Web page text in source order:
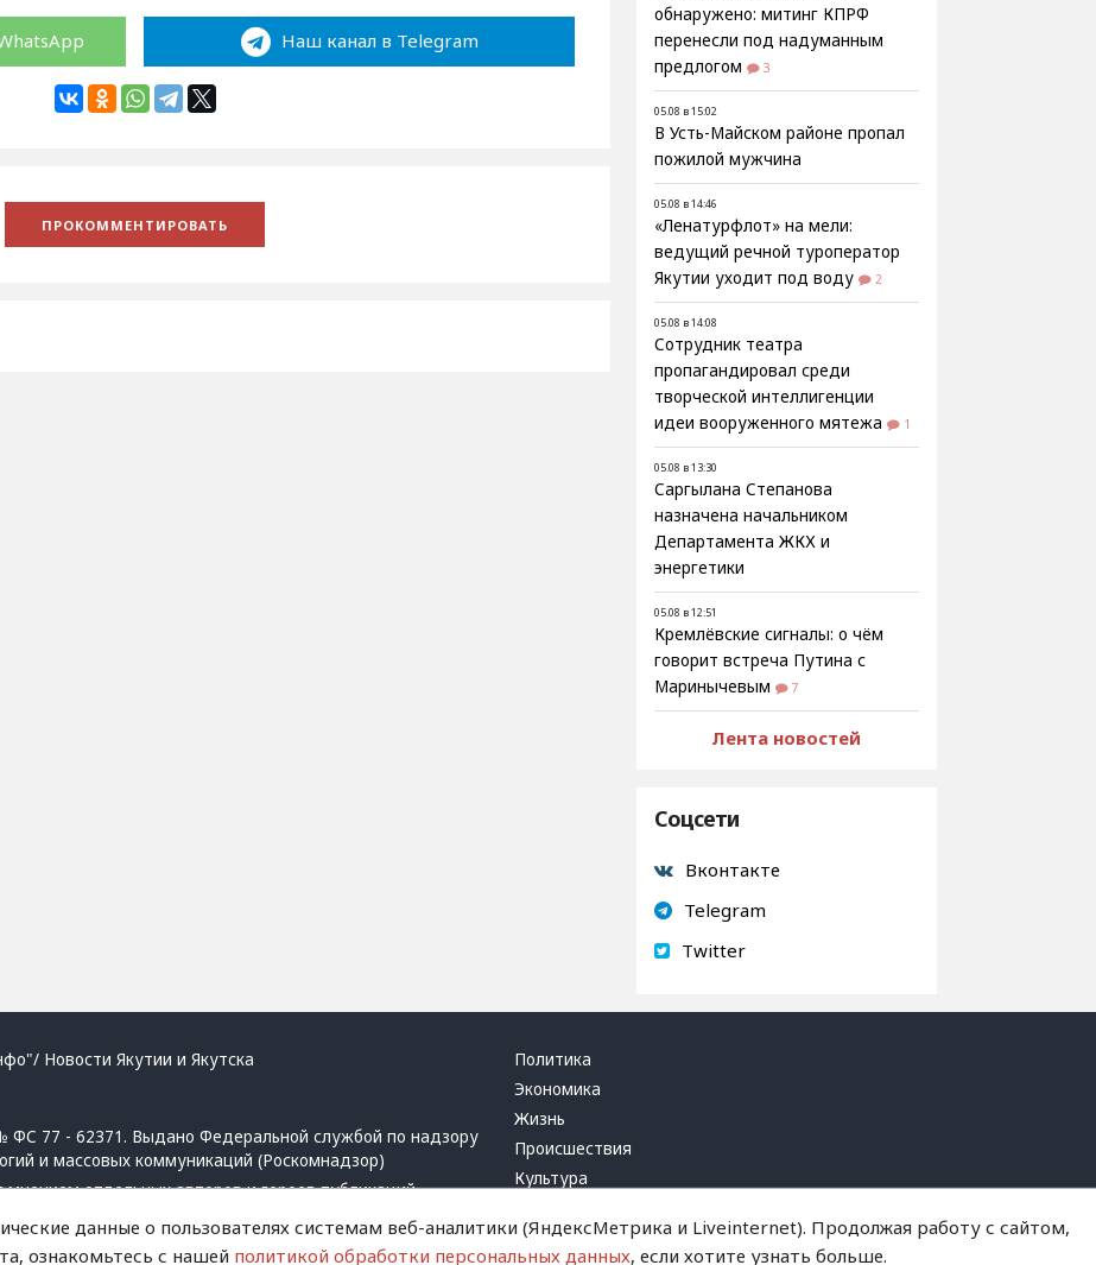
Наш канал в Telegram
обнаружено: митинг КПРФ
перенесли под надуманным
предлогом
3
05.08 в 15:02
В Усть-Майском районе пропал
пожилой мужчина
05.08 в 14:46
«Ленатурфлот» на мели:
ведущий речной туроператор
Якутии уходит под воду
2
05.08 в 14:08
Сотрудник театра
пропагандировал среди
творческой интеллигенции
идеи вооруженного мятежа
1
05.08 в 13:30
Саргылана Степанова
назначена начальником
Департамента ЖКХ и
энергетики
05.08 в 12:51
Кремлёвские сигналы: о чём
говорит встреча Путина с
Маринычевым
7
Лента новостей
Соцсети
Вконтакте
Telegram
Twitter
Новости Якутии и Якутска
77 - 62371. Выдано Федеральной службой по надзору
и массовых коммуникаций (Роскомнадзор)
отдельных авторов и героев публикаций.
активная ссылка на сайт.
Политика
Экономика
Жизнь
Происшествия
Культура
Криминал
данные о пользователях системам веб-аналитики (ЯндексМетрика и Liveinternet). Продолжая работу с сайтом,
ознакомьтесь с нашей политикой обработки персональных данных, если хотите узнать больше.